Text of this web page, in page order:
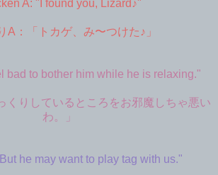
A: "I found you, Lizard♪"
A：「トカゲ、み〜つけた♪」
bad to bother him while he is relaxing."
くりしているところをお邪魔しちゃ悪い
わ。」
he may want to play tag with us."